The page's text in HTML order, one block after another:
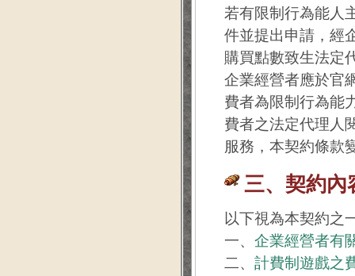
若有限制行為能人
件並提出申請，經
購買點數致生法定
企業經營者應於官
費者為限制行為能
費者之法定代理人
服務，本契約條款
三、契約內
以下視為本契約之
一、 企業經營者有
二、 計費制遊戲之